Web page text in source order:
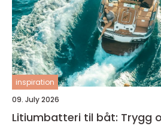
inspiration
09. July 2026
Litiumbatteri til båt: Trygg